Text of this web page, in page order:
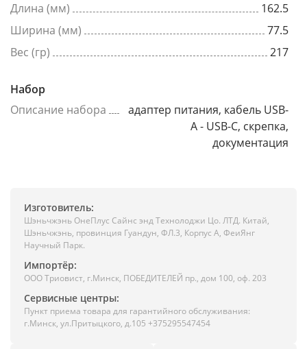
Длина (мм)
162.5
Ширина (мм)
77.5
Вес (гр)
217
Набор
Описание набора
адаптер питания, кабель USB-
A - USB-C, скрепка,
документация
Изготовитель:
Шэньчжэнь ОнеПлус Сайнс энд Технолоджи Цо. ЛТД. Китай,
Шэньчжэнь, провинция Гуандун, ФЛ.3, Корпус А, ФеиЯнг
Научный Парк.
Импортёр:
ООО Триовист, г.Минск, ПОБЕДИТЕЛЕЙ пр., дом 100, оф. 203
Сервисные центры:
Пункт приема товара для гарантийного обслуживания:
г.Минск, ул.Притыцкого, д.105 +375295547454